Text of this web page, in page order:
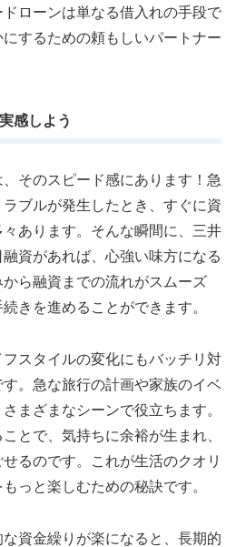
ローンは単なる借入れの手段で
するための頼もしいパートナー
感しよう
そのスピード感にあります！急
ブルが発生したとき、すぐに資
あります。そんな瞬間に、三井
資があれば、心強い味方になる
ら融資までの流れがスムーズ
きを進めることができます。
スタイルの変化にもバッチリ対
。急な旅行の計画や家族のイベ
まざまなシーンで役立ちます。
とで、気持ちに余裕が生まれ、
るのです。これが生活のクオリ
っと楽しむための秘訣です。
資金繰りが楽になると、長期的